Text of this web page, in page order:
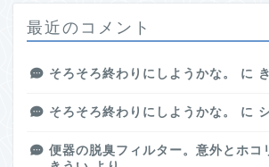
最近のコメント
そろそろ終わりにしようかな。 に
そろそろ終わりにしようかな。 に
便器の脱臭フィルター。意外とホコ